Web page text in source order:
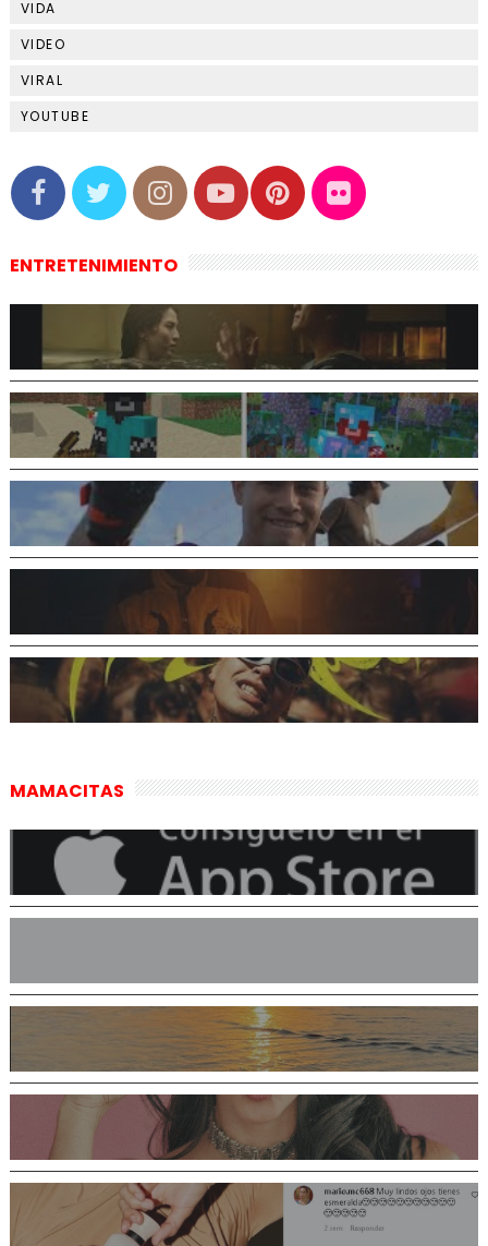
VIDA
VIDEO
VIRAL
YOUTUBE
ENTRETENIMIENTO
MAMACITAS